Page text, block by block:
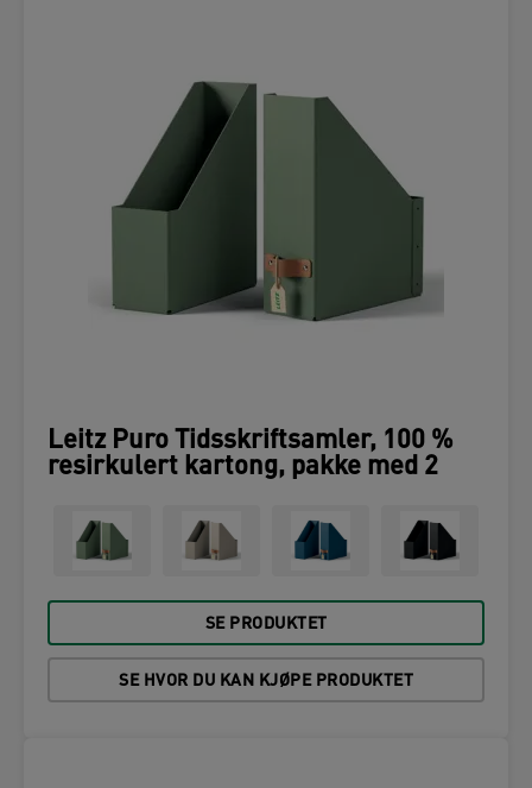
Leitz Puro Tidsskriftsamler, 100 %
resirkulert kartong, pakke med 2
SE PRODUKTET
SE HVOR DU KAN KJØPE PRODUKTET